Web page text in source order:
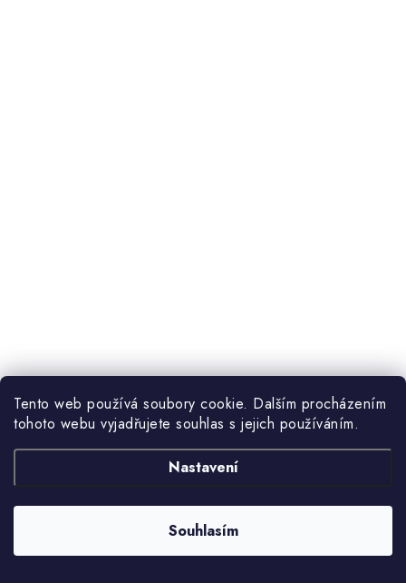
Tento web používá soubory cookie. Dalším procházením
tohoto webu vyjadřujete souhlas s jejich používáním.
Nastavení
Souhlasím